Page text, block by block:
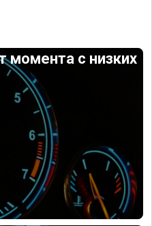
момента с низких